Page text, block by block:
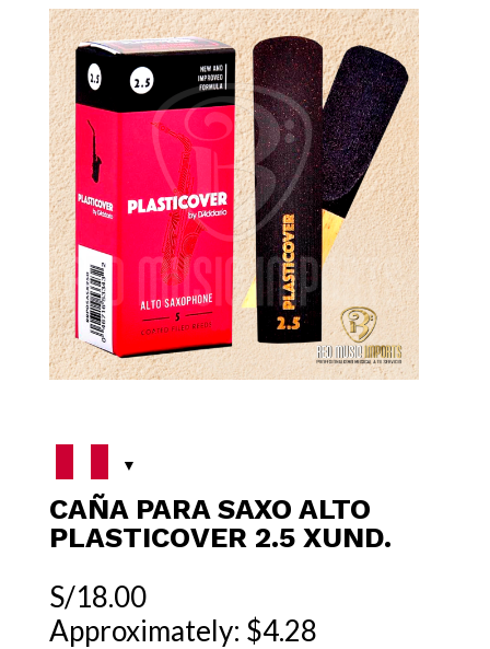
CAÑA PARA SAXO ALTO
PLASTICOVER 2.5 XUND.
S/18.00
Approximately: $4.28